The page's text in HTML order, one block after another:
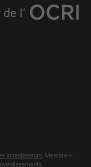
investisseurs. Membre –
.